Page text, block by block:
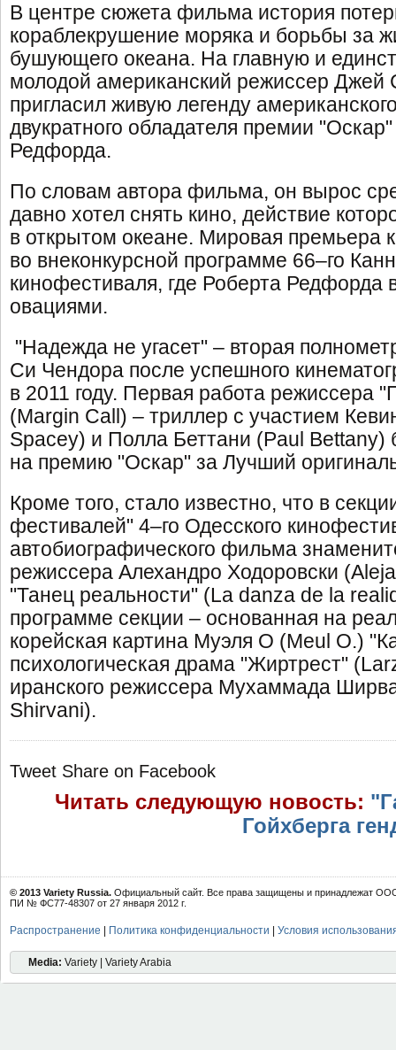
В центре сюжета фильма история
кораблекрушение моряка и борьбы за
бушующего океана. На главную и
молодой американский режиссер Джей
пригласил живую легенду
двукратного обладателя премии
Редфорда.
По словам автора фильма, он вырос
давно хотел снять кино, действие
в открытом океане. Мировая премьера
во внеконкурсной программе 66–го
кинофестиваля, где Роберта Редфорда
овациями.
"Надежда не угасет" – вторая
Си Чендора после успешного
в 2011 году. Первая работа режиссера
(Margin Call) – триллер с участием
Spacey) и Полла Беттани (Paul
на премию "Оскар" за Лучший
Кроме того, стало известно, что в
фестивалей" 4–го Одесского
автобиографического фильма
режиссера Алехандро Ходоровски
"Танец реальности" (La danza de la
программе секции – основанная на
корейская картина Муэля О (Meul O.)
психологическая драма "Жиртрест"
иранского режиссера Мухаммада
Shirvani).
Tweet Share on Facebook
Читать следующую новость:
Гойхберга
© 2013 Variety Russia. Официальный сайт. Все права защищены и принадлежат
ПИ № ФС77-48307 от 27 января 2012 г.
Распространение Политика конфиденциальности Условия
Media: Variety | Variety Arabia